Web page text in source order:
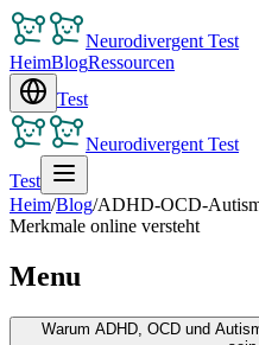
Neurodivergent Test
HeimBlogRessourcen
Test
Neurodivergent Test
Test
Heim/Blog/ADHD-OCD-
Merkmale online versteht
Menu
Warum ADHD, OCD und